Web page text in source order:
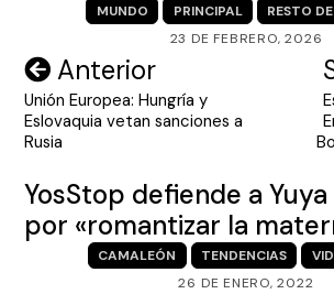
VIDEOS
MUNDO PRINCIPAL
RESTO
23 DE FEBRERO, 2026
Navegación
de
entradas
Anterior
Unión Europea: Hungría y
Eslovaquia vetan sanciones a
Rusia
YosStop defiende a
por «romantizar la
CAMALEÓN TENDENCIAS
26 DE ENERO, 2022